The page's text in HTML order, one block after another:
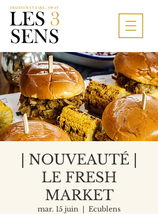
| NOUVEAUTÉ |
LE FRESH
MARKET
mar. 15 juin
  |
Ecublens